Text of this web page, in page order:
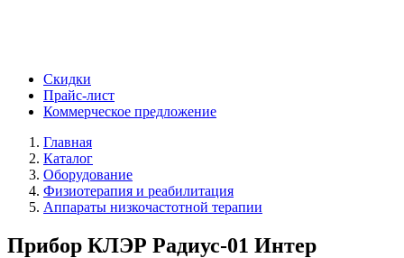
Скидки
Прайс-лист
Коммерческое предложение
Главная
Каталог
Оборудование
Физиотерапия и реабилитация
Аппараты низкочастотной терапии
Прибор КЛЭР Радиус-01 Интер